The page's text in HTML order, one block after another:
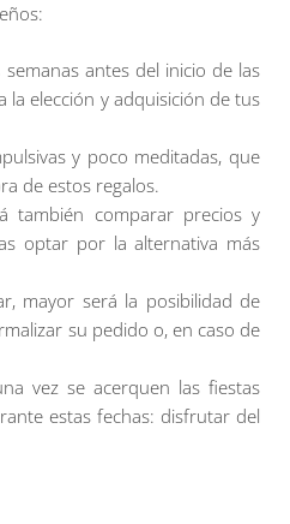
antes del inicio de las
elección y adquisición de tus
y poco meditadas, que
de estos regalos.
también comparar precios y
optar por la alternativa más
mayor será la posibilidad de
su pedido o, en caso de
vez se acerquen las fiestas
estas fechas: disfrutar del